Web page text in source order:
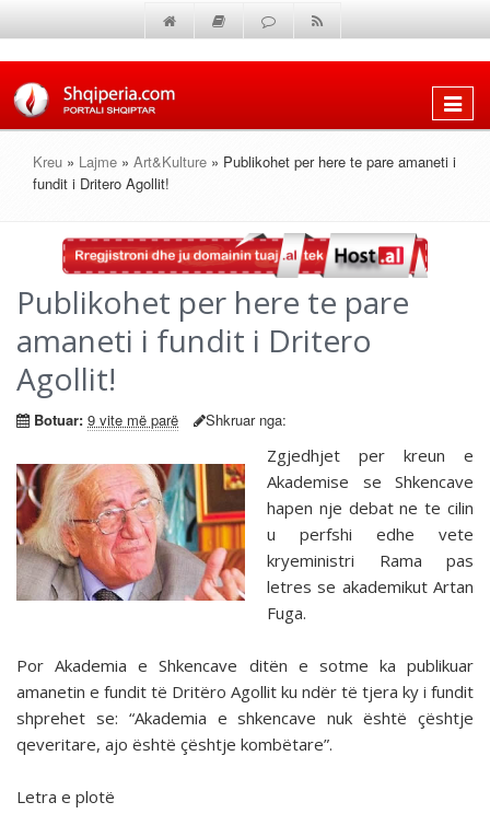
Shfaq
Kreu » Lajme » Art&Kulture » Publikohet per here te pare amaneti i
fundit i Dritero Agollit!
Publikohet per here te pare
amaneti i fundit i Dritero
Agollit!
Botuar: 9 vite më parë Shkruar nga:
Zgjedhjet per kreun e
Akademise se Shkencave
hapen nje debat ne te cilin
u perfshi edhe vete
kryeministri Rama pas
letres se akademikut Artan
Fuga.
Por Akademia e Shkencave ditën e sotme ka publikuar
amanetin e fundit të Dritëro Agollit ku ndër të tjera ky i fundit
shprehet se: “Akademia e shkencave nuk është çështje
qeveritare, ajo është çështje kombëtare”.
Letra e plotë